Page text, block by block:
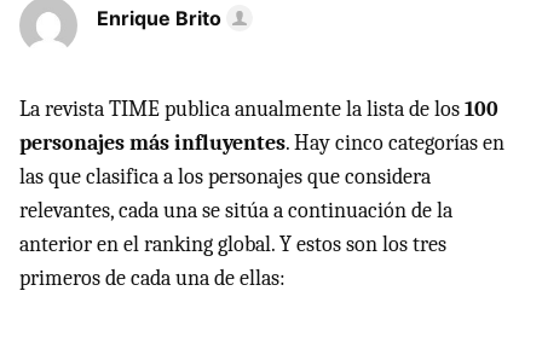
Enrique Brito
La revista TIME publica anualmente la lista de los100
personajes más influyentes. Hay cinco categorías en
las que clasifica a los personajes que considera
relevantes, cada una se sitúa a continuación de la
anterior en el ranking global. Y estos son los tres
primeros de cada una de ellas: